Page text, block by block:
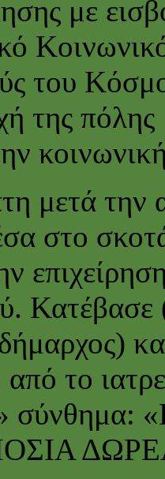
με
του
της πόλης
μετά
στο
το